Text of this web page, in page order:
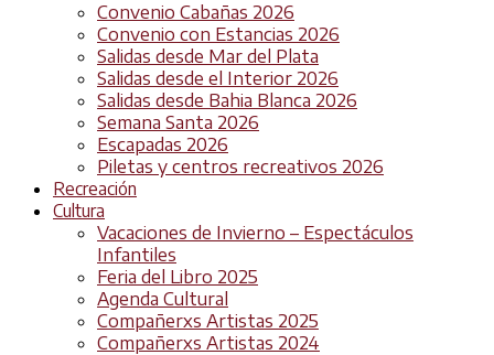
Convenio Cabañas 2026
Convenio con Estancias 2026
Salidas desde Mar del Plata
Salidas desde el Interior 2026
Salidas desde Bahia Blanca 2026
Semana Santa 2026
Escapadas 2026
Piletas y centros recreativos 2026
Recreación
Cultura
Vacaciones de Invierno – Espectáculos
Infantiles
Feria del Libro 2025
Agenda Cultural
Compañerxs Artistas 2025
Compañerxs Artistas 2024